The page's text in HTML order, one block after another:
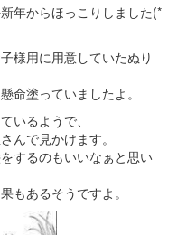
年からほっこりしました(*
様用に用意していたぬり
命塗っていましたよ。
いるようで、
んで見かけます。
するのもいいなぁと思い
もあるそうですよ。